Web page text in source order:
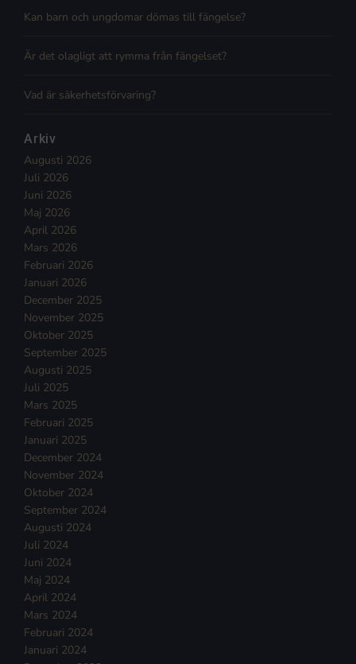
Kan barn och ungdomar dömas till fängelse?
Är det olagligt att rymma från fängelset?
Vad är säkerhetsförvaring?
Arkiv
Augusti 2026
Juli 2026
Juni 2026
Maj 2026
April 2026
Mars 2026
Februari 2026
Januari 2026
December 2025
November 2025
Oktober 2025
September 2025
Augusti 2025
Juli 2025
Mars 2025
Februari 2025
Januari 2025
December 2024
November 2024
Oktober 2024
September 2024
Augusti 2024
Juli 2024
Juni 2024
Maj 2024
April 2024
Mars 2024
Februari 2024
Januari 2024